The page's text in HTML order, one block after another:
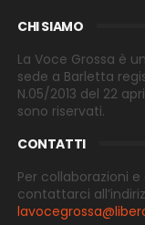
CHI SIAMO
La Voce Grossa è
sede a Barletta
N.05/2013 del 22
sono riservati.
CONTATTI
Per collaborazioni
contattarci